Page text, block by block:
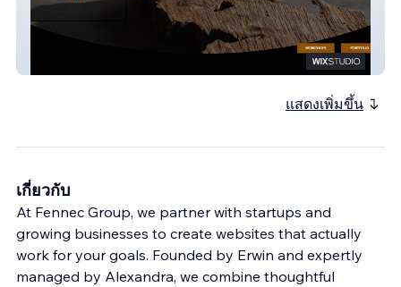
แสดงเพิ่มขึ้น
เกี่ยวกับ
At Fennec Group, we partner with startups and
growing businesses to create websites that actually
work for your goals. Founded by Erwin and expertly
managed by Alexandra, we combine thoughtful